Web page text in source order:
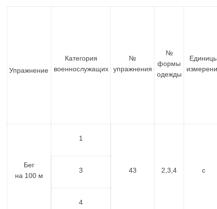
Упражнение
Категория
военнослужащих
№
упражнения
№
формы
одежды
Бег
на 100 м
1
43 2,3,4 с
3
4